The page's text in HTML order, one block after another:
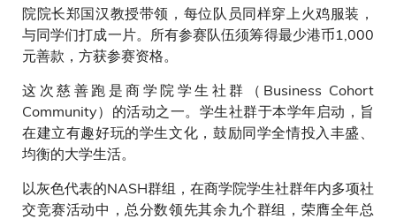
院院长郑国汉教授带领，每位队员同样穿上火鸡服装，
与同学们打成一片。所有参赛队伍须筹得最少港币1,000
元善款，方获参赛资格。
这次慈善跑是商学院学生社群（Business Cohort
Community）的活动之一。学生社群于本学年启动，旨
在建立有趣好玩的学生文化，鼓励同学全情投入丰盛、
均衡的大学生活。
以灰色代表的NASH群组，在商学院学生社群年内多项社
交竞赛活动中，总分数领先其余九个群组，荣膺全年总